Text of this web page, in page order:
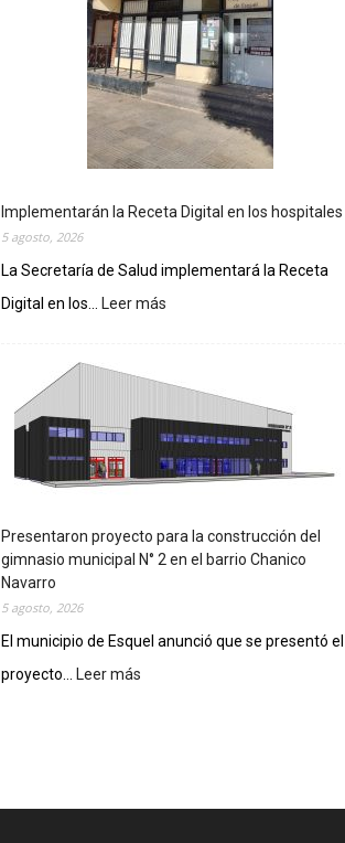
Implementarán la Receta Digital en los hospitales
5 agosto, 2026
La Secretaría de Salud implementará la Receta
Digital en los...
Leer más
e
m
e
n
a
r
a
D
Presentaron proyecto para la construcción del
gimnasio municipal N° 2 en el barrio Chanico
Navarro
5 agosto, 2026
El municipio de Esquel anunció que se presentó el
proyecto...
Leer más
n